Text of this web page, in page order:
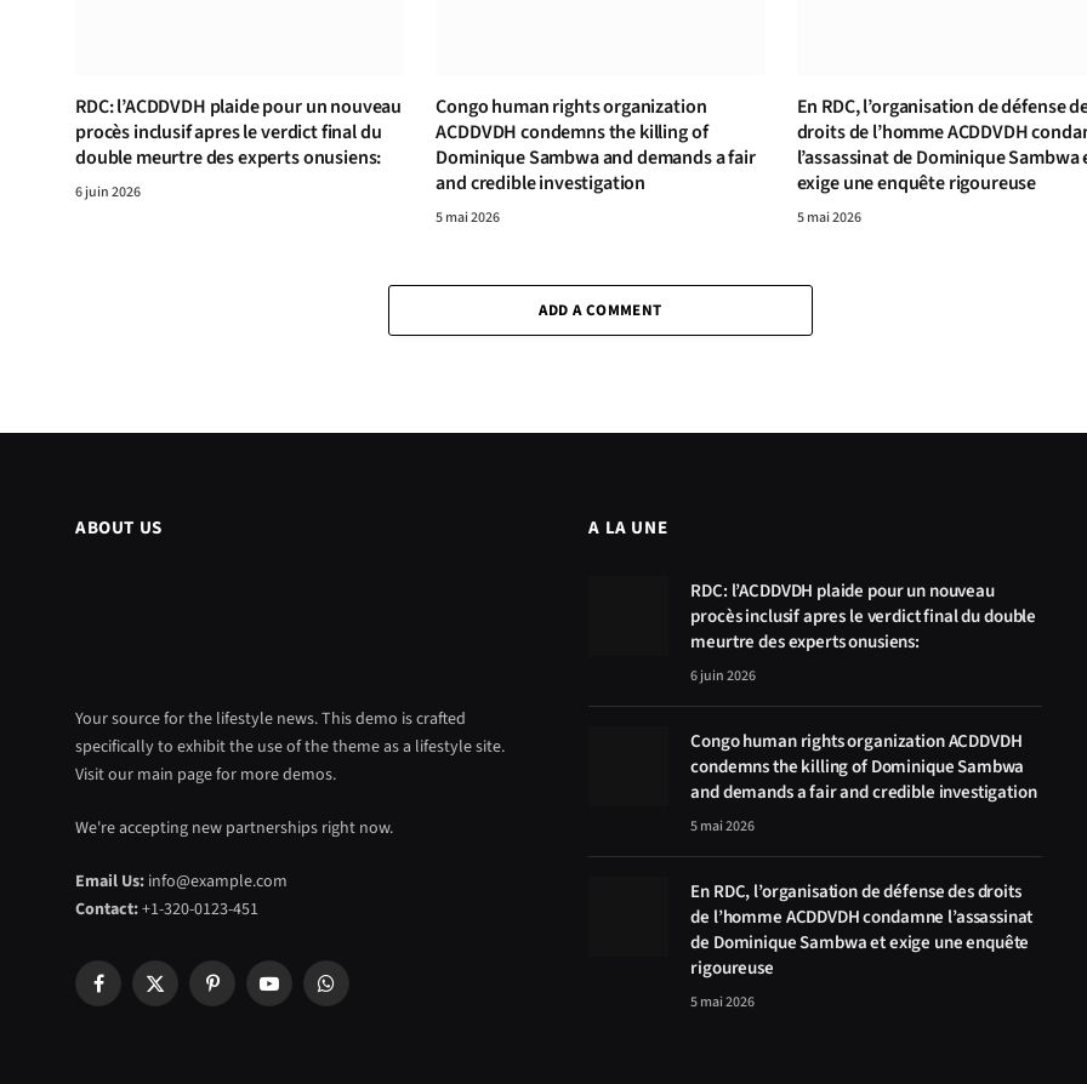
RDC: l’ACDDVDH plaide pour un nouveau
procès inclusif apres le verdict final du
double meurtre des experts onusiens:
6 juin 2026
Congo human rights organization
ACDDVDH condemns the killing of
Dominique Sambwa and demands a fair
and credible investigation
5 mai 2026
En RDC, l’organisation de défense
droits de l’homme ACDDVDH
l’assassinat de Dominique Sambwa
exige une enquête rigoureuse
5 mai 2026
ADD A COMMENT
ABOUT US
Your source for the lifestyle news. This demo is crafted
specifically to exhibit the use of the theme as a lifestyle site.
Visit our main page for more demos.
We're accepting new partnerships right now.
Email Us: info@example.com
Contact:+1-320-0123-451
Facebook
X
PinterestYouTubeWhatsApp
A LA UNE
RDC: l’ACDDVDH plaide pour un nouveau
procès inclusif apres le verdict final du double
meurtre des experts onusiens:
6 juin 2026
Congo human rights organization ACDDVDH
condemns the killing of Dominique Sambwa
and demands a fair and credible investigation
5 mai 2026
En RDC, l’organisation de défense des droits
de l’homme ACDDVDH condamne l’assassinat
de Dominique Sambwa et exige une enquête
rigoureuse
5 mai 2026